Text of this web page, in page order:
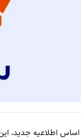
اساس اطلاعیه جدید،